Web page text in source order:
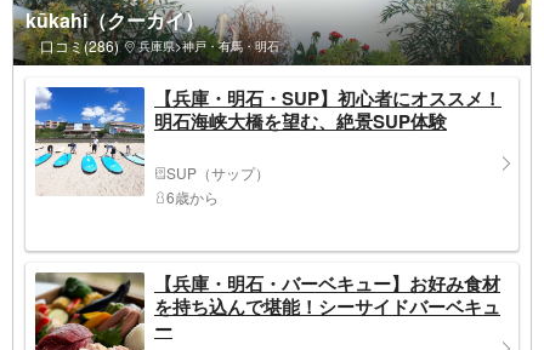
kūkahi（クーカイ）
口コミ(286) 兵庫県>神戸・有馬・明石
【兵庫・明石・SUP】初心者にオススメ！
明石海峡大橋を望む、絶景SUP体験
SUP（サップ）
6歳から
【兵庫・明石・バーベキュー】お好み食材
を持ち込んで堪能！シーサイドバーベキュ
ー